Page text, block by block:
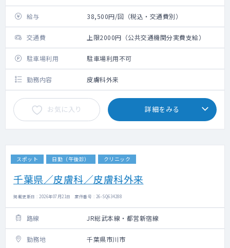
給与 38,500円/回（税込・交通費別）
交通費 上限2000円（公共交通機関分実費支給）
駐車場利用 駐車場利用不可
勤務内容 皮膚科外来
お気に入り 詳細をみる
スポット 日勤（午後診） クリニック
千葉県／皮膚科／皮膚科外来
掲載更新日 : 2026年07月21日 案件番号 : 26-SQ634288
路線 JR総武本線・都営新宿線
勤務地 千葉県市川市